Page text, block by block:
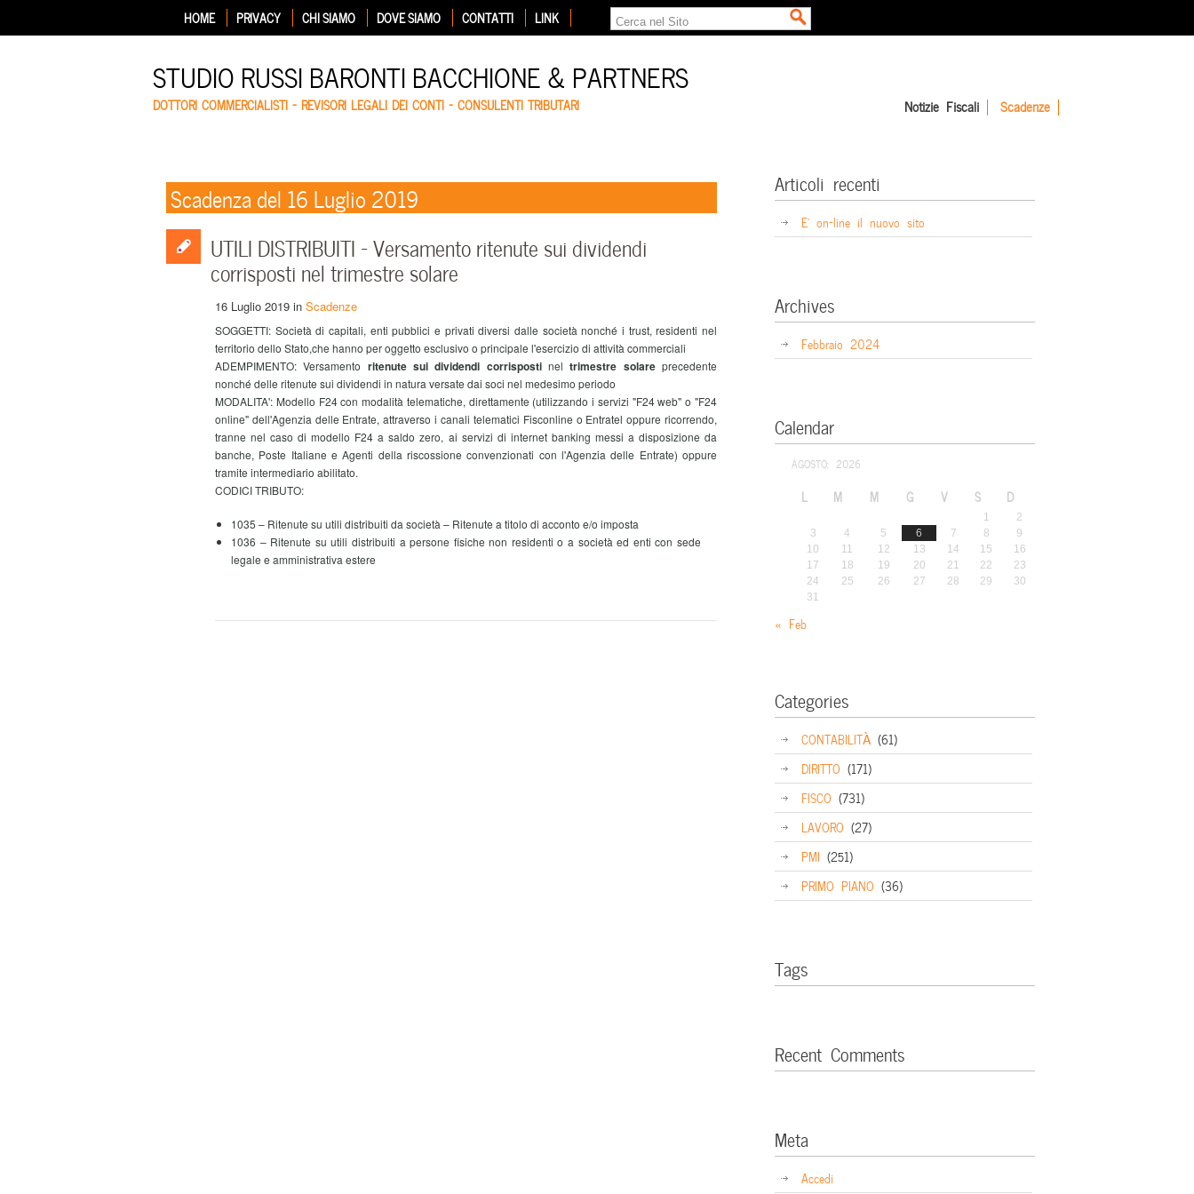
HOME PRIVACY CHI SIAMO DOVE SIAMO CONTATTI LINK
STUDIO RUSSI BARONTI BACCHIONE & PARTNERS
DOTTORI COMMERCIALISTI – REVISORI LEGALI DEI CONTI – CONSULENTI TRIBUTARI Notizie Fiscali Scadenze
Scadenza del 16 Luglio 2019
UTILI DISTRIBUITI – Versamento ritenute sui dividendi
corrisposti nel trimestre solare
16 Luglio 2019 in Scadenze
SOGGETTI: Società di capitali, enti pubblici e privati diversi dalle società nonché i trust, residenti nel
territorio dello Stato,che hanno per oggetto esclusivo o principale l'esercizio di attività commerciali
ADEMPIMENTO:Versamento ritenute sui dividendi corrispostineltrimestre solareprecedente
nonché delle ritenute sui dividendi in natura versate dai soci nel medesimo periodo
MODALITA': Modello F24 con modalità telematiche, direttamente (utilizzando i servizi "F24 web" o "F24
online" dell'Agenzia delle Entrate, attraverso i canali telematici Fisconline o Entratel oppure ricorrendo,
tranne nel caso di modello F24 a saldo zero, ai servizi di internet banking messi a disposizione da
banche, Poste Italiane e Agenti della riscossione convenzionati con l'Agenzia delle Entrate) oppure
tramite intermediario abilitato.
CODICI TRIBUTO:
1035 – Ritenute su utili distribuiti da società – Ritenute a titolo di acconto e/o imposta
1036 – Ritenute su utili distribuiti a persone fisiche non residenti o a società ed enti con sede
legale e amministrativa estere
Articoli recenti
E’ on-line il nuovo sito
Archives
Febbraio 2024
Calendar
AGOSTO: 2026
L M M G V S D
1
2
3
4 5 6 7 8
9
10
11 12 13 14 15
16
17
18 19 20 21 22
23
24
25 26 27 28 29
30
31
« Feb
Categories
CONTABILITÀ (61)
DIRITTO (171)
FISCO (731)
LAVORO (27)
PMI (251)
PRIMO PIANO (36)
Tags
Recent Comments
Meta
Accedi